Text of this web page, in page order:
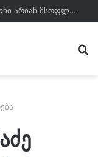
ქართველი მეზღვაურები დასაქმებულნი არიან მსოფლიო სავაჭრო ფლოტის დაახლოებით 80%-ში – საზღვაო ტრანსპორტის სააგენტოს დირექტორი